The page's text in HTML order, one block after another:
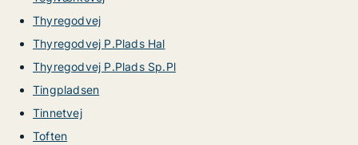
Thyregodvej
Thyregodvej P.Plads Hal
Thyregodvej P.Plads Sp.Pl
Tingpladsen
Tinnetvej
Toften